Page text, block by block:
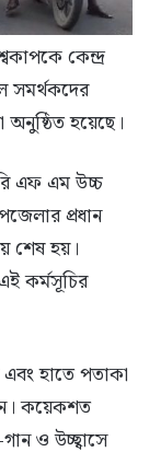
কেন্দ্র
সমর্থকদের
হয়েছে।
এফ এম উচ্চ
প্রধান
শেষ হয়।
কর্মসূচির
হাতে পতাকা
কয়েকশত
ও উচ্ছ্বাসে